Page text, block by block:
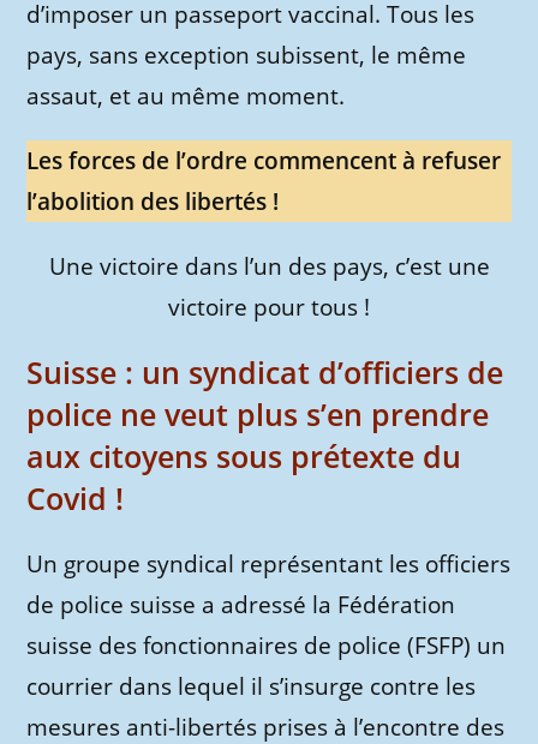
d’imposer un passeport vaccinal. Tous les
pays, sans exception subissent, le même
assaut, et au même moment.
Les forces de l’ordre commencent à refuser
l’abolition des libertés !
Une victoire dans l’un des pays, c’est une
victoire pour tous !
Suisse : un syndicat d’officiers de
police ne veut plus s’en prendre
aux citoyens sous prétexte du
Covid !
Un groupe syndical représentant les officiers
de police suisse a adressé la Fédération
suisse des fonctionnaires de police (FSFP) un
courrier dans lequel il s’insurge contre les
mesures anti-libertés prises à l’encontre des